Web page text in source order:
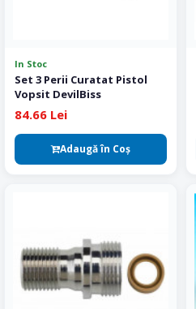
In Stoc
Set 3 Perii Curatat Pistol
Vopsit DevilBiss
84.66 Lei
Adaugă în Coş